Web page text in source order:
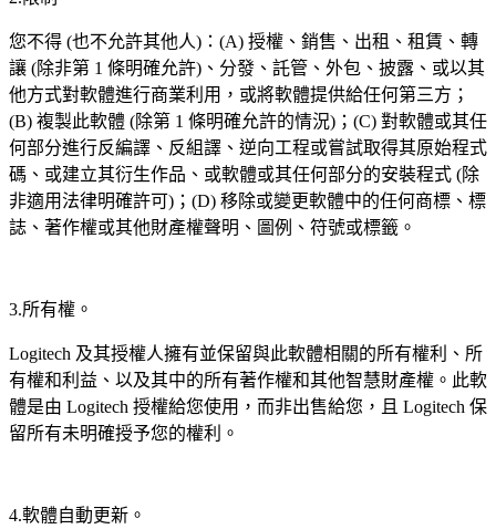
您不得 (也不允許其他人)：(A) 授權、銷售、出租、租賃、轉
讓 (除非第 1 條明確允許)、分發、託管、外包、披露、或以其
他方式對軟體進行商業利用，或將軟體提供給任何第三方；
(B) 複製此軟體 (除第 1 條明確允許的情況)；(C) 對軟體或其任
何部分進行反編譯、反組譯、逆向工程或嘗試取得其原始程式
碼、或建立其衍生作品、或軟體或其任何部分的安裝程式 (除
非適用法律明確許可)；(D) 移除或變更軟體中的任何商標、標
誌、著作權或其他財產權聲明、圖例、符號或標籤。
3.所有權。
Logitech 及其授權人擁有並保留與此軟體相關的所有權利、所
有權和利益、以及其中的所有著作權和其他智慧財產權。此軟
體是由 Logitech 授權給您使用，而非出售給您，且 Logitech 保
留所有未明確授予您的權利。
4.軟體自動更新。